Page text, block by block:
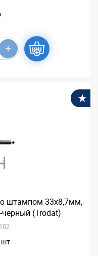
штампом 33х8,7мм,
черный (Trodat)
шт.